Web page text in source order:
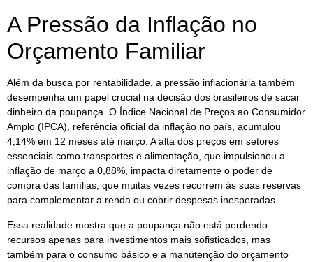
A Pressão da Inflação no
Orçamento Familiar
Além da busca por rentabilidade, a pressão inflacionária também
desempenha um papel crucial na decisão dos brasileiros de sacar
dinheiro da poupança. O Índice Nacional de Preços ao Consumidor
Amplo (IPCA), referência oficial da inflação no país, acumulou
4,14% em 12 meses até março. A alta dos preços em setores
essenciais como transportes e alimentação, que impulsionou a
inflação de março a 0,88%, impacta diretamente o poder de
compra das famílias, que muitas vezes recorrem às suas reservas
para complementar a renda ou cobrir despesas inesperadas.
Essa realidade mostra que a poupança não está perdendo
recursos apenas para investimentos mais sofisticados, mas
também para o consumo básico e a manutenção do orçamento